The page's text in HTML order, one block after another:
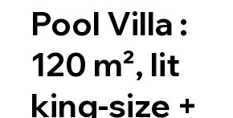
Pool Villa :
120 m², lit
king-size +